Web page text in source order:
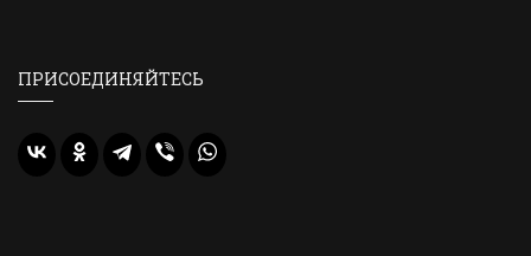
ПРИСОЕДИНЯЙТЕСЬ